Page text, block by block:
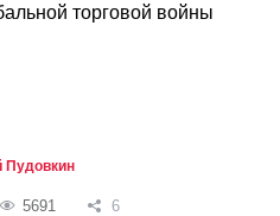
торговой войны
Пудовкин
5691 6